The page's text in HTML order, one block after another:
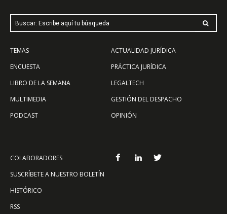
Buscar: Escribe aquí tu búsqueda
TEMAS
ENCUESTA
LIBRO DE LA SEMANA
MULTIMEDIA
PODCAST
ACTUALIDAD JURÍDICA
PRÁCTICA JURÍDICA
LEGALTECH
GESTIÓN DEL DESPACHO
OPINIÓN
COLABORADORES
SUSCRÍBETE A NUESTRO BOLETÍN
HISTÓRICO
RSS